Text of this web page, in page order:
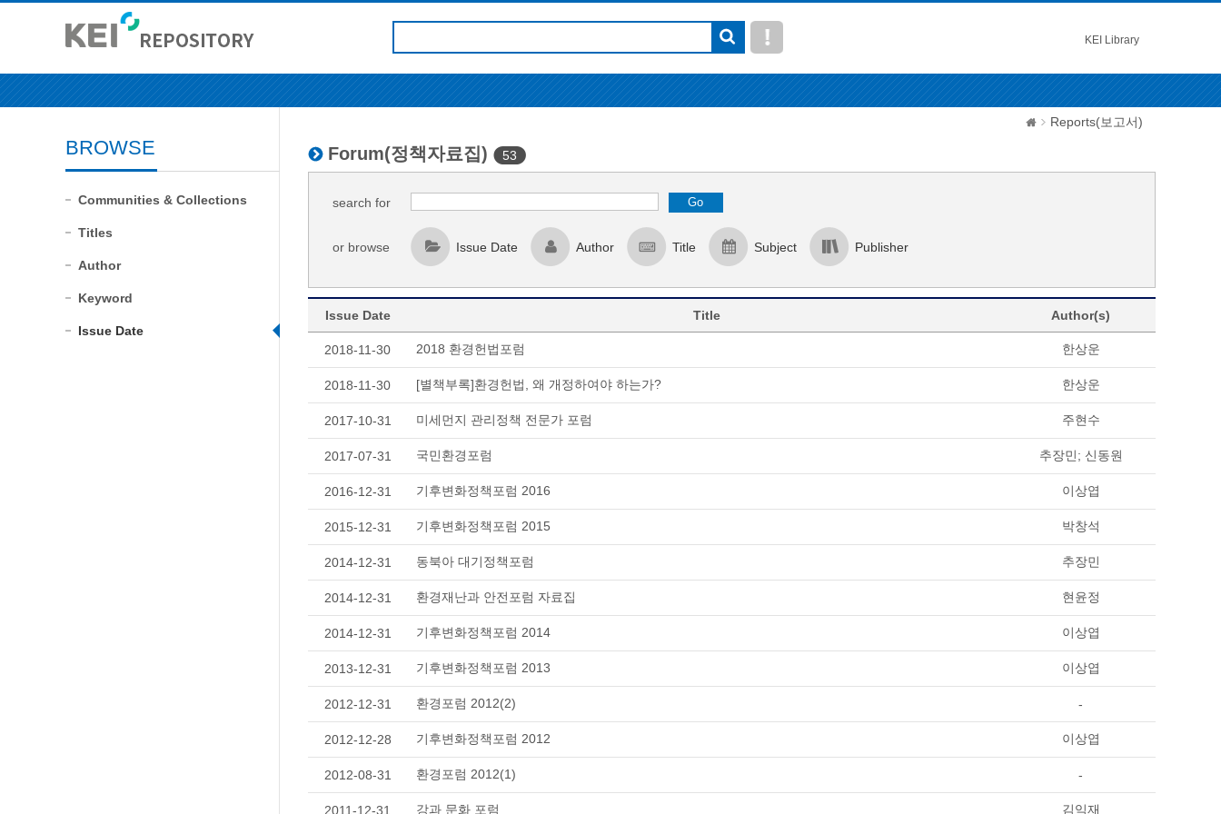
KEI Library
BROWSE
Communities & Collections
Titles
Author
Keyword
Issue Date
Reports(보고서)
Forum(정책자료집) 53
search for
or browse Issue Date Author Title Subject Publisher
Issue Date Title Author(s)
2018-11-30 2018 환경헌법포럼 한상운
2018-11-30 [별책부록]환경헌법, 왜 개정하여야 하는가? 한상운
2017-10-31 미세먼지 관리정책 전문가 포럼 주현수
2017-07-31 국민환경포럼 추장민; 신동원
2016-12-31 기후변화정책포럼 2016 이상엽
2015-12-31 기후변화정책포럼 2015 박창석
2014-12-31 동북아 대기정책포럼 추장민
2014-12-31 환경재난과 안전포럼 자료집 현윤정
2014-12-31 기후변화정책포럼 2014 이상엽
2013-12-31 기후변화정책포럼 2013 이상엽
2012-12-31 환경포럼 2012(2) -
2012-12-28 기후변화정책포럼 2012 이상엽
2012-08-31 환경포럼 2012(1) -
2011-12-31 강과 문화 포럼 김익재